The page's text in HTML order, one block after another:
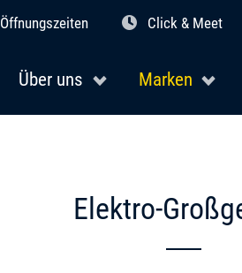
Öffnungszeiten Click & Meet
Über uns Marken
Elektro-